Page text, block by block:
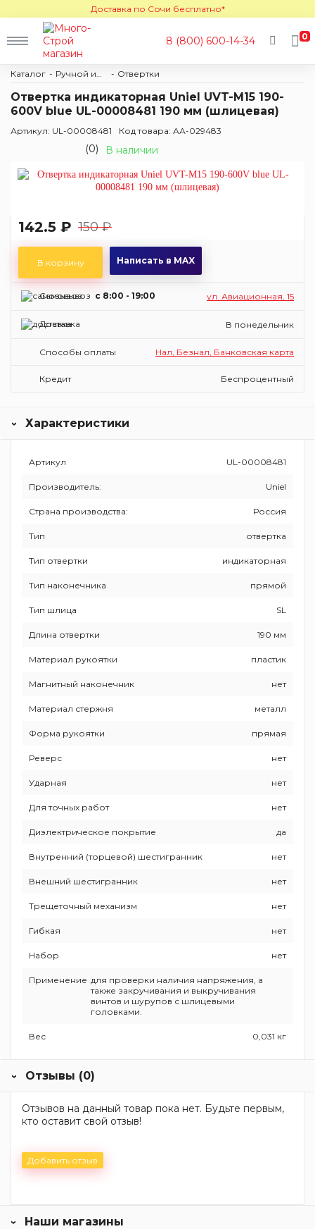
Доставка по Сочи бесплатно*
8 (800) 600-14-34 0
Каталог Ручной инструмент Отвертки
Отвертка индикаторная Uniel UVT-M15 190-
600V blue UL-00008481 190 мм (шлицевая)
Артикул: UL-00008481 Код товара: АА-029483
(0) В наличии
142.5 ₽ 150 ₽
В корзину Написать в MAX
Самовывоз c 8:00 - 19:00 ул. Авиационная, 15
Доставка В понедельник
Способы оплаты Нал, Безнал, Банковская карта
Кредит Беспроцентный
Характеристики
Артикул UL-00008481
Производитель: Uniel
Страна производства: Россия
Тип отвертка
Тип отвертки индикаторная
Тип наконечника прямой
Тип шлица SL
Длина отвертки 190 мм
Материал рукоятки пластик
Магнитный наконечник нет
Материал стержня металл
Форма рукоятки прямая
Реверс нет
Ударная нет
Для точных работ нет
Диэлектрическое покрытие да
Внутренний (торцевой) шестигранник нет
Внешний шестигранник нет
Трещеточный механизм нет
Гибкая нет
Набор нет
Применение для проверки наличия напряжения, а
также закручивания и выкручивания
винтов и шурупов с шлицевыми
головками.
Вес 0,031 кг
Отзывы (0)
Отзывов на данный товар пока нет. Будьте первым,
кто оставит свой отзыв!
Добавить отзыв
Наши магазины